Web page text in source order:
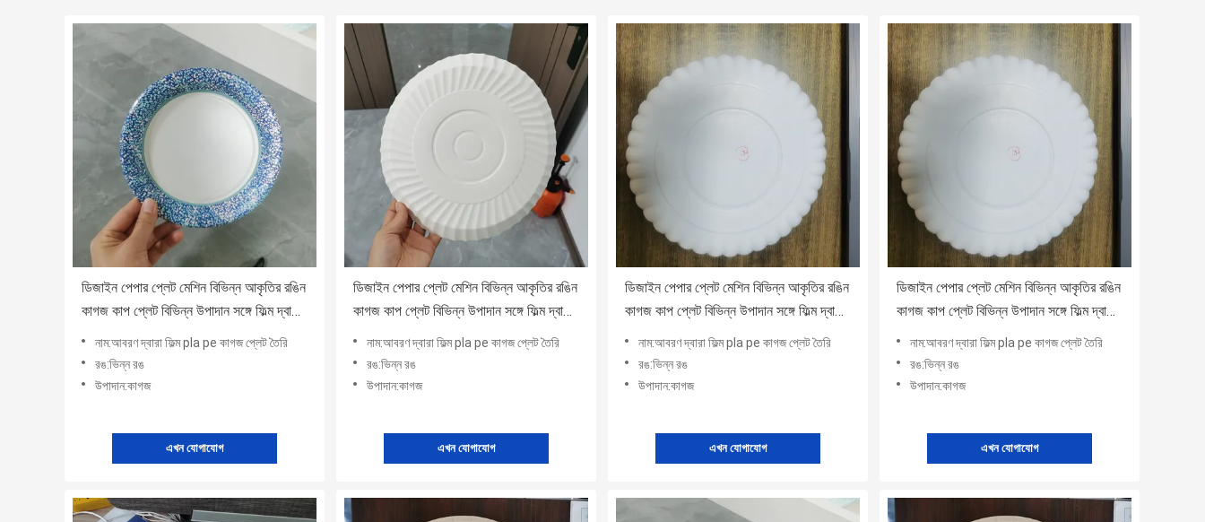
ডিজাইন পেপার প্লেট মেশিন বিভিন্ন আকৃতির রঙিন
কাগজ কাপ প্লেট বিভিন্ন উপাদান সঙ্গে ফিল্ম দ্বারা
নাম:আবরণ দ্বারা ফিল্ম pla pe কাগজ প্লেট তৈরি
রঙ:ভিন্ন রঙ
উপাদান:কাগজ
এখন যোগাযোগ
ডিজাইন পেপার প্লেট মেশিন বিভিন্ন আকৃতির রঙিন
কাগজ কাপ প্লেট বিভিন্ন উপাদান সঙ্গে ফিল্ম দ্বারা
নাম:আবরণ দ্বারা ফিল্ম pla pe কাগজ প্লেট তৈরি
রঙ:ভিন্ন রঙ
উপাদান:কাগজ
এখন যোগাযোগ
ডিজাইন পেপার প্লেট মেশিন বিভিন্ন আকৃতির রঙিন
কাগজ কাপ প্লেট বিভিন্ন উপাদান সঙ্গে ফিল্ম দ্বারা
নাম:আবরণ দ্বারা ফিল্ম pla pe কাগজ প্লেট তৈরি
রঙ:ভিন্ন রঙ
উপাদান:কাগজ
এখন যোগাযোগ
ডিজাইন পেপার প্লেট মেশিন বিভিন্ন আকৃতির রঙিন
কাগজ কাপ প্লেট বিভিন্ন উপাদান সঙ্গে ফিল্ম দ্বারা
নাম:আবরণ দ্বারা ফিল্ম pla pe কাগজ প্লেট তৈরি
রঙ:ভিন্ন রঙ
উপাদান:কাগজ
এখন যোগাযোগ